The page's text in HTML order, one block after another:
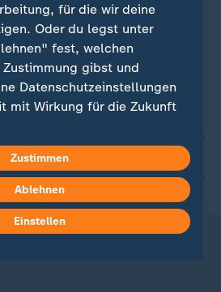
für die wir deine
Oder du legst unter
fest, welchen
gibst und
Datenschutzeinstellungen
mit Wirkung für die Zukunft
Impressum.
findest du in unserer
Zustimmen
Ablehnen
Einstellen